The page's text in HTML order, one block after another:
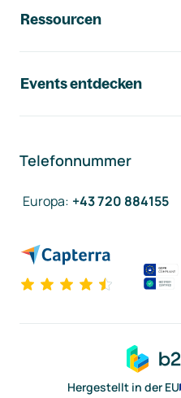
Ressourcen
Events entdecken
Telefonnummer
Europa: +43 720 884155
Hergestellt in der EU